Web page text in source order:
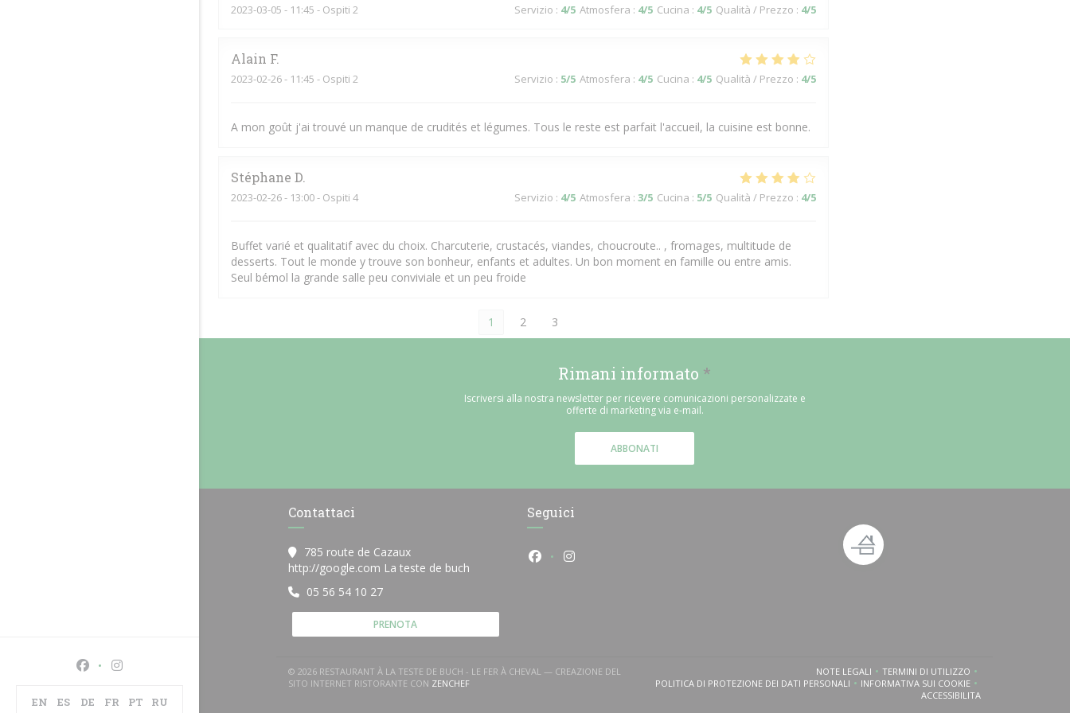
Facebook ((apre una nuova finestra))
Instagram ((apre una nuova finestra))
EN ES DE FR PT RU
2023-03-05 - 11:45 - Ospiti 2 Servizio : 4/5 Atmosfera : 4/5 Cucina : 4/5 Qualità / Prezzo : 4/5
Alain F
2023-02-26- 11:45 - Ospiti 2 Servizio : 5/5 Atmosfera : 4/5 Cucina : 4/5 Qualità / Prezzo : 4/5
A mon goût j'ai trouvé un manque de crudités et légumes. Tous le reste est parfait l'accueil, la cuisine est bonne.
Stéphane D
2023-02-26- 13:00 - Ospiti 4 Servizio : 4/5 Atmosfera : 3/5 Cucina : 5/5 Qualità / Prezzo : 4/5
Buffet varié et qualitatif avec du choix. Charcuterie, crustacés, viandes, choucroute.. , fromages, multitude de
desserts. Tout le monde y trouve son bonheur, enfants et adultes. Un bon moment en famille ou entre amis.
Seul bémol la grande salle peu conviviale et un peu froide
1 2 3
Rimani informato *
Iscriversi alla nostra newsletter per ricevere comunicazioni personalizzate e
offerte di marketing via e-mail.
ABBONATI
Contattaci
785 route de Cazaux
http://google.com La teste de buch ((apre una nuova finestra))
05 56 54 10 27
PRENOTA
Seguici
Facebook ((apre una nuova finestra))
Instagram ((apre una nuova finestra))
© 2026 RESTAURANT À LA TESTE DE BUCH - LE FER À CHEVAL — CREAZIONE DEL
SITO INTERNET RISTORANTE CON ZENCHEF((APRE UNA NUOVA FINESTRA))
NOTE LEGALI((APRE UNA NUOVA FINESTRA))
TERMINI DI UTILIZZO((APRE UNA NUOVA FINESTRA))
POLITICA DI PROTEZIONE DEI DATI PERSONALI
((APRE UNA NUOVA FINESTRA))INFORMATIVA SUI COOKIE((APRE UNA NUOVA FINESTRA))
ACCESSIBILITA((APRE UNA NUOVA